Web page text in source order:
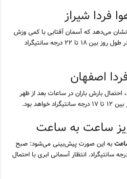
فردا شیراز
می‌دهد که آسمان آفتابی با کمی وزش
باد ملایم خواهد بود. دمای هوا در طول روز بین ۱۸ تا ۲۲ درجه سانتیگراد
اصفهان
، احتمال بارش باران در ساعات بعد از ظهر
بود.
ساعت به ساعت
به این صورت پیش‌بینی می‌شود: صبح
ظهر ۱۰ درجه و شب ۲ درجه سانتیگراد. انتظار آسمانی ابری با احتمال